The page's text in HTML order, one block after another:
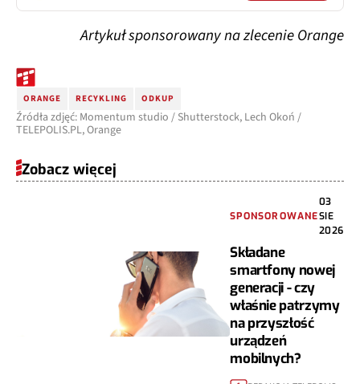
Artykuł sponsorowany na zlecenie Orange
ORANGE RECYKLING ODKUP
Źródła zdjęć: Momentum studio / Shutterstock, Lech Okoń /
TELEPOLIS.PL, Orange
Zobacz więcej
SPONSOROWANE
03
SIE
2026
Składane
smartfony nowej
generacji - czy
właśnie patrzymy
na przyszłość
urządzeń
mobilnych?